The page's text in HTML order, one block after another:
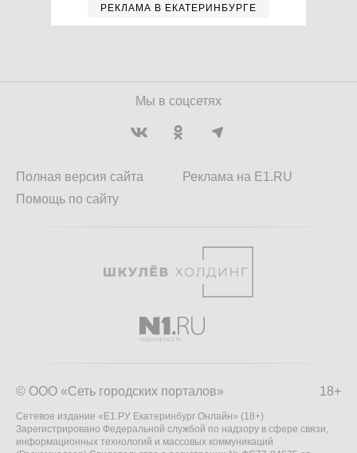
РЕКЛАМА В ЕКАТЕРИНБУРГЕ
Мы в соцсетях
Полная версия сайта
Помощь по сайту
Реклама на E1.RU
18+
© ООО «Сеть городских порталов»
Сетевое издание «Е1.РУ Екатеринбург Онлайн» (18+)
Зарегистрировано Федеральной службой по надзору в сфере связи,
информационных технологий и массовых коммуникаций